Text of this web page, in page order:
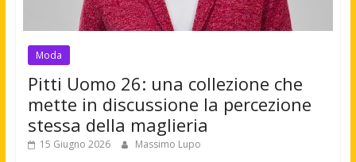
Moda
Pitti Uomo 26: una collezione che
mette in discussione la percezione
stessa della maglieria
15 Giugno 2026 Massimo Lupo